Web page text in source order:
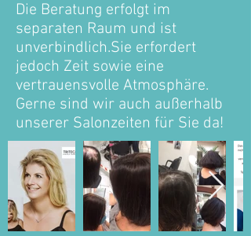
Die Beratung erfolgt im
separaten Raum und ist
unverbindlich.Sie erfordert
jedoch Zeit sowie eine
vertrauensvolle Atmosphäre.
Gerne sind wir auch außerhalb
unserer Salonzeiten für Sie da!